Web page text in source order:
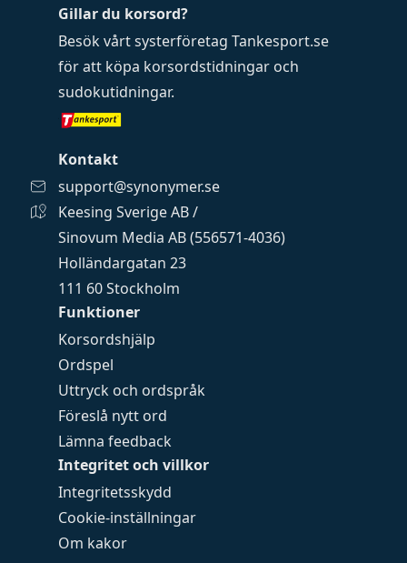
Funktioner
Korsordshjälp
Ordspel
Uttryck och ordspråk
Föreslå nytt ord
Lämna feedback
Integritet och villkor
Integritetsskydd
Cookie-inställningar
Om kakor
Gillar du korsord?
Besök vårt systerföretag Tankesport.se
för att köpa korsordstidningar och
sudokutidningar.
Kontakt
support@synonymer.se
Keesing Sverige AB /
Sinovum Media AB (556571-4036)
Holländargatan 23
111 60 Stockholm